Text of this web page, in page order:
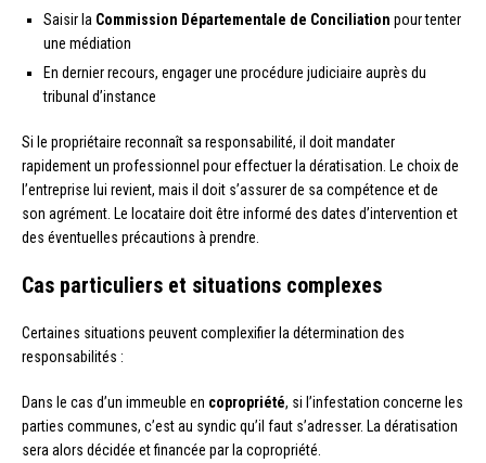
Saisir la Commission Départementale de Conciliation pour tenter
une médiation
En dernier recours, engager une procédure judiciaire auprès du
tribunal d’instance
Si le propriétaire reconnaît sa responsabilité, il doit mandater
rapidement un professionnel pour effectuer la dératisation. Le choix de
l’entreprise lui revient, mais il doit s’assurer de sa compétence et de
son agrément. Le locataire doit être informé des dates d’intervention et
des éventuelles précautions à prendre.
Cas particuliers et situations complexes
Certaines situations peuvent complexifier la détermination des
responsabilités :
Dans le cas d’un immeuble en copropriété, si l’infestation concerne les
parties communes, c’est au syndic qu’il faut s’adresser. La dératisation
sera alors décidée et financée par la copropriété.